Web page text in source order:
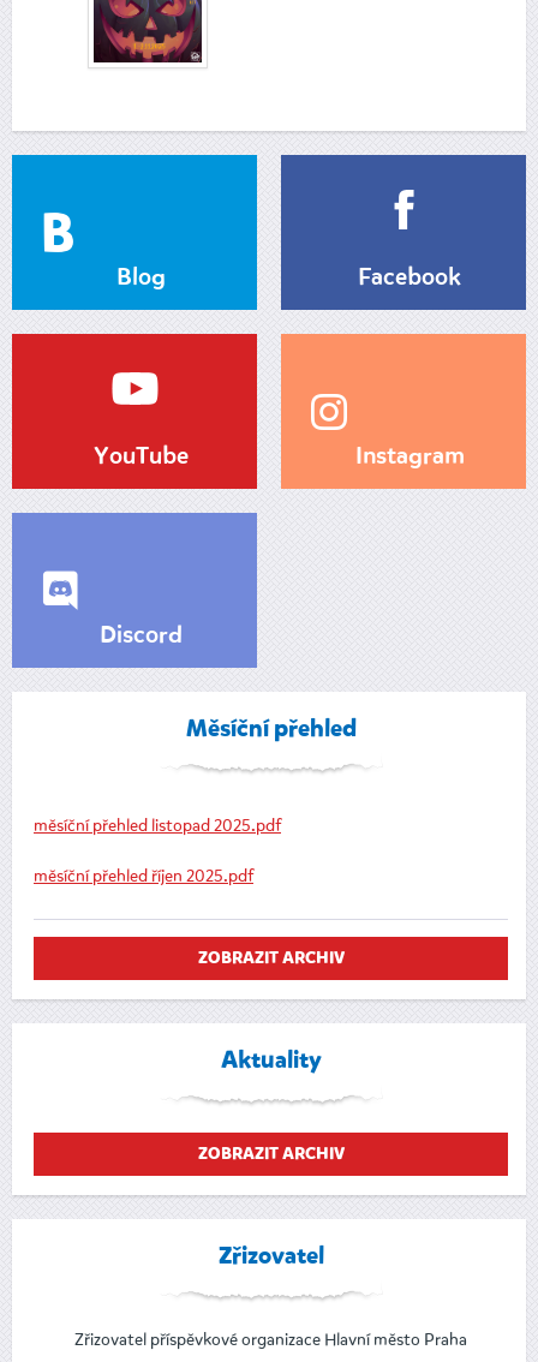
Blog Facebook
YouTube Instagram
Discord
Měsíční přehled
měsíční přehled listopad 2025.pdf
měsíční přehled říjen 2025.pdf
ZOBRAZIT ARCHIV
Aktuality
ZOBRAZIT ARCHIV
Zřizovatel
Zřizovatel příspěvkové organizace Hlavní město Praha